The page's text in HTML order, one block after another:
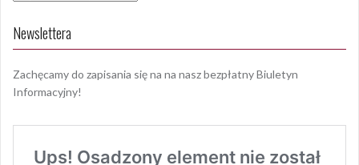
Newslettera
Zachęcamy do zapisania się na na nasz bezpłatny Biuletyn
Informacyjny!